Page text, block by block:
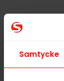
Samtycke